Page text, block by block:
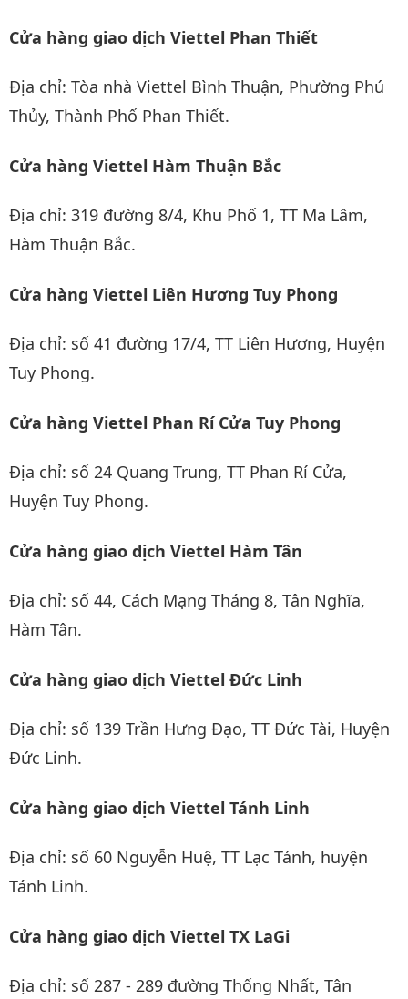
Cửa hàng giao dịch Viettel Phan Thiết
Địa chỉ: Tòa nhà Viettel Bình Thuận, Phường Phú
Thủy, Thành Phố Phan Thiết.
Cửa hàng Viettel Hàm Thuận Bắc
Địa chỉ: 319 đường 8/4, Khu Phố 1, TT Ma Lâm,
Hàm Thuận Bắc.
Cửa hàng Viettel Liên Hương Tuy Phong
Địa chỉ: số 41 đường 17/4, TT Liên Hương, Huyện
Tuy Phong.
Cửa hàng Viettel Phan Rí Cửa Tuy Phong
Địa chỉ: số 24 Quang Trung, TT Phan Rí Cửa,
Huyện Tuy Phong.
Cửa hàng giao dịch Viettel Hàm Tân
Địa chỉ: số 44, Cách Mạng Tháng 8, Tân Nghĩa,
Hàm Tân.
Cửa hàng giao dịch Viettel Đức Linh
Địa chỉ: số 139 Trần Hưng Đạo, TT Đức Tài, Huyện
Đức Linh.
Cửa hàng giao dịch Viettel Tánh Linh
Địa chỉ: số 60 Nguyễn Huệ, TT Lạc Tánh, huyện
Tánh Linh.
Cửa hàng giao dịch Viettel TX LaGi
Địa chỉ: số 287 - 289 đường Thống Nhất, Tân